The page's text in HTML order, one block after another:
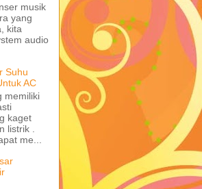
musik
yang
kita
audio
Suhu
AC
memiliki
kaget
listrik .
me...